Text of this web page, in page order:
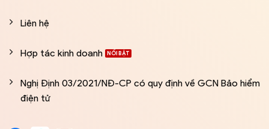
Liên hệ
Hợp tác kinh doanh
Nghị Định 03/2021/NĐ-CP có quy định về GCN Bảo hiểm
điện tử